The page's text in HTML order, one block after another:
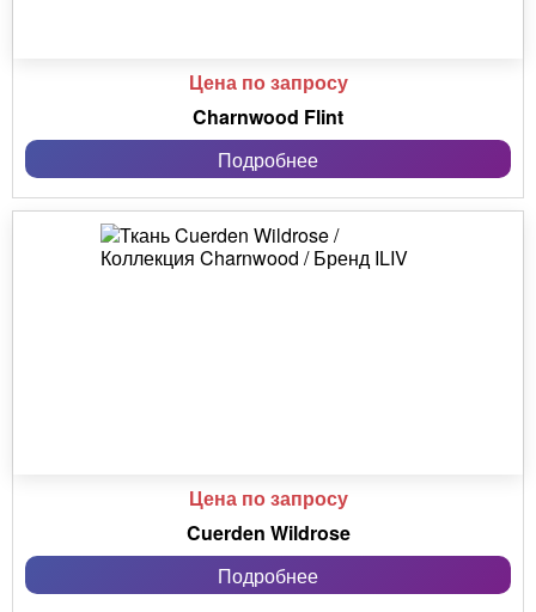
Цена по запросу
Charnwood Flint
Подробнее
Цена по запросу
Cuerden Wildrose
Подробнее